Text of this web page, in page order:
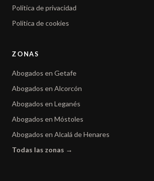
Política de privacidad
Política de cookies
ZONAS
Abogados en Getafe
Abogados en Alcorcón
Abogados en Leganés
Abogados en Móstoles
Abogados en Alcalá de Henares
Todas las zonas →